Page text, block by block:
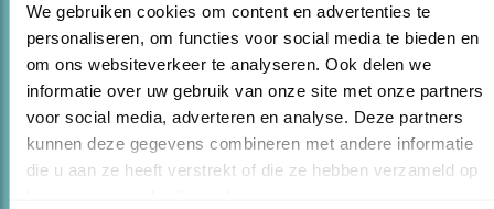
We gebruiken cookies om content en advertenties te
personaliseren, om functies voor social media te bieden en
om ons websiteverkeer te analyseren. Ook delen we
informatie over uw gebruik van onze site met onze partners
voor social media, adverteren en analyse. Deze partners
kunnen deze gegevens combineren met andere informatie
die u aan ze heeft verstrekt of die ze hebben verzameld op
EERSTE ZEISS GAVIA TELESCOOP
03.09.16Zaterdag 3 september 2016 heeft de Heer
Höcker uit Dordrecht de allereerste Zeiss Conquest
Gavia 85 telescoop in gebruik genomen.